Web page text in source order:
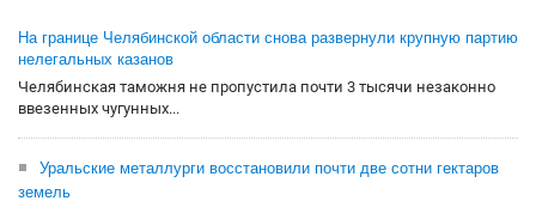
На границе Челябинской области снова развернули крупную партию
нелегальных казанов
Челябинская таможня не пропустила почти 3 тысячи незаконно
ввезенных чугунных...
Уральские металлурги восстановили почти две сотни гектаров
земель